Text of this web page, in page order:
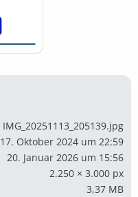
IMG_20251113_205139.jpg
17. Oktober 2024 um 22:59
20. Januar 2026 um 15:56
2.250 × 3.000 px
3,37 MB